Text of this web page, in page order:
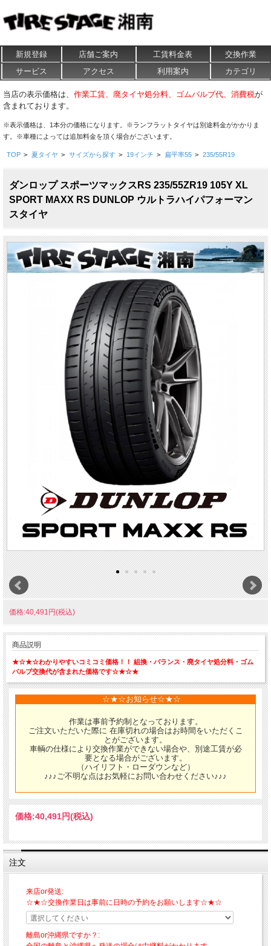
新規登録 店舗ご案内 工賃料金表
交換作業
サービス
アクセス 利用案内 カテゴリ
当店の表示価格は、 作業工賃、廃タイヤ処分料、ゴムバルブ代、消費税が
含まれております。
※表示価格は、1本分の価格になります。※ランフラットタイヤは別途料金がかかりま
す。※車種によっては追加料金を頂く場合がございます。
TOP > 夏タイヤ > サイズから探す > 19インチ > 扁平率55 > 235/55R19
ダンロップ スポーツマックスRS 235/55ZR19 105Y XL
SPORT MAXX RS DUNLOP ウルトラハイパフォーマン
スタイヤ
価格:40,491円(税込)
商品説明
★☆★☆わかりやすいコミコミ価格！！ 組換・バランス・廃タイヤ処分料・ゴム
バルブ交換代が含まれた価格です☆★☆★
☆★☆お知らせ☆★☆
作業は事前予約制となっております。
ご注文いただいた際に 在庫切れの場合はお時間をいただくこ
とがございます。
車輌の仕様により交換作業ができない場合や、別途工賃が必
要となる場合がございます。
（ハイリフト・ローダウンなど）
♪♪♪ご不明な点はお気軽にお問い合わせください♪♪♪
価格:40,491円(税込)
注文
来店or発送:
☆★☆交換作業日は事前に日時の予約をお願いします☆★☆
離島or沖縄県ですか？: